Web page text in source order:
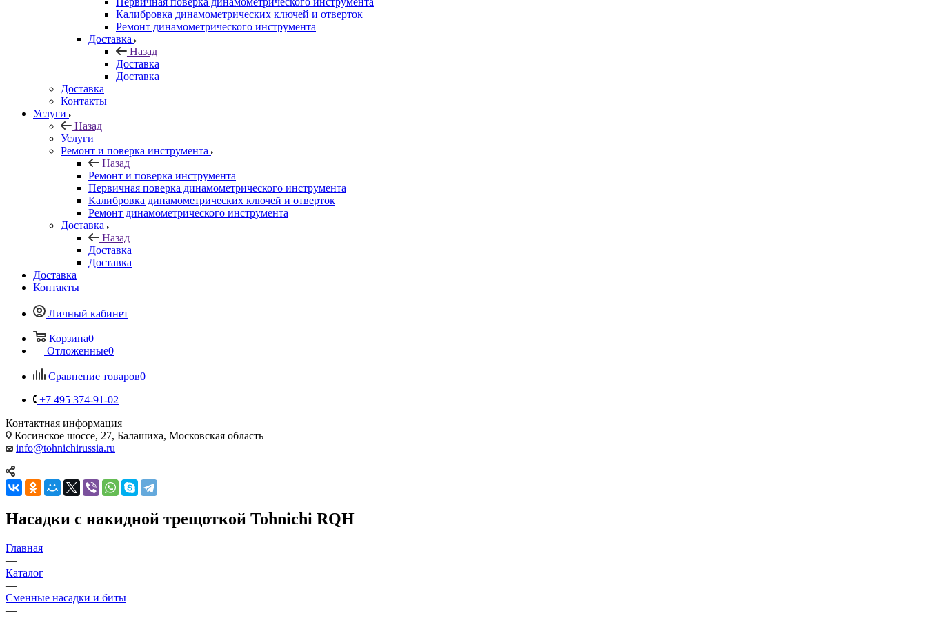
Калибровка динамометрических ключей и отверток
Ремонт динамометрического инструмента
Доставка
Назад
Доставка
Доставка
Доставка
Контакты
Услуги
Назад
Услуги
Ремонт и поверка инструмента
Назад
Ремонт и поверка инструмента
Первичная поверка динамометрического инструмента
Калибровка динамометрических ключей и отверток
Ремонт динамометрического инструмента
Доставка
Назад
Доставка
Доставка
Доставка
Контакты
Личный кабинет
Корзина0
Отложенные0
Сравнение товаров0
+7 495 374-91-02
Контактная информация
Косинское шоссе, 27, Балашиха, Московская область
info@tohnichirussia.ru
Насадки с накидной трещоткой Tohnichi RQH
Главная
—
Каталог
—
Сменные насадки и биты
—